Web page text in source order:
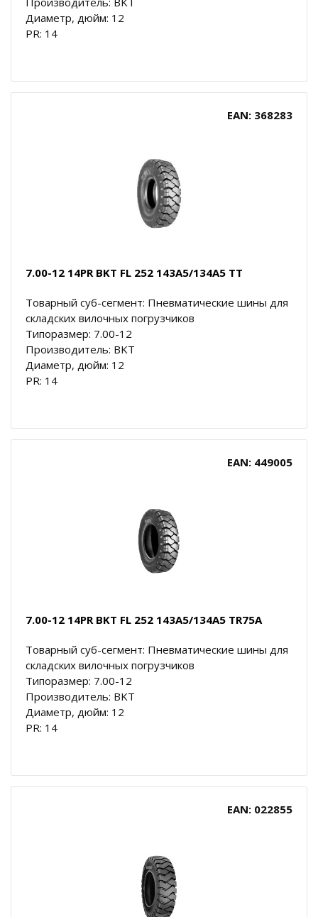
Диаметр, дюйм: 12
PR: 14
EAN: 368283
7.00-12 14PR BKT FL 252 143A5/134A5 TT
Товарный суб-сегмент: Пневматические шины для
складских вилочных погрузчиков
Типоразмер: 7.00-12
Производитель: BKT
Диаметр, дюйм: 12
PR: 14
EAN: 449005
7.00-12 14PR BKT FL 252 143A5/134A5 TR75A
Товарный суб-сегмент: Пневматические шины для
складских вилочных погрузчиков
Типоразмер: 7.00-12
Производитель: BKT
Диаметр, дюйм: 12
PR: 14
EAN: 022855